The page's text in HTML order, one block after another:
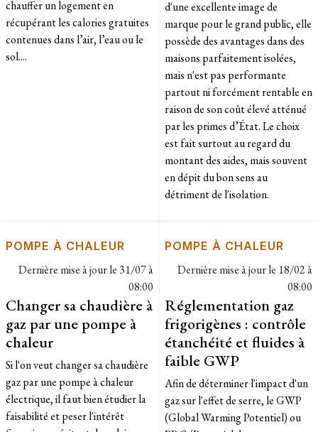
chauffer un logement en
récupérant les calories gratuites
contenues dans l’air, l’eau ou le
sol....
d'une excellente image de
marque pour le grand public, elle
possède des avantages dans des
maisons parfaitement isolées,
mais n'est pas performante
partout ni forcément rentable en
raison de son coût élevé atténué
par les primes d’État. Le choix
est fait surtout au regard du
montant des aides, mais souvent
en dépit du bon sens au
détriment de l'isolation.
POMPE À CHALEUR
Dernière mise à jour le 31/07 à
08:00
Changer sa chaudière à
gaz par une pompe à
chaleur
Si l'on veut changer sa chaudière
gaz par une pompe à chaleur
électrique, il faut bien étudier la
faisabilité et peser l'intérêt
POMPE À CHALEUR
Dernière mise à jour le 18/02 à
08:00
Réglementation gaz
frigorigènes : contrôle
étanchéité et fluides à
faible GWP
Afin de déterminer l'impact d'un
gaz sur l'effet de serre, le GWP
(Global Warming Potentiel) ou